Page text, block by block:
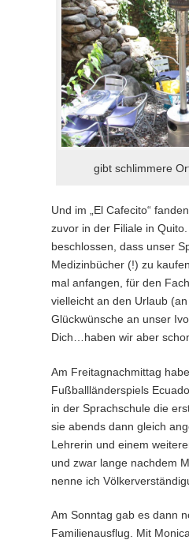
gibt schlimmere
Und im „El Cafecito“
zuvor in der Filiale in
beschlossen, dass unser
Medizinbücher (!) zu
mal anfangen, für den
vielleicht an den Urlaub
Glückwünsche an unser
Dich…haben wir aber
Am Freitagnachmittag
Fußballländerspiels
in der Sprachschule die
sie abends dann gleich
Lehrerin und einem
und zwar lange nachdem
nenne ich
Am Sonntag gab es dann
Familienausflug. Mit